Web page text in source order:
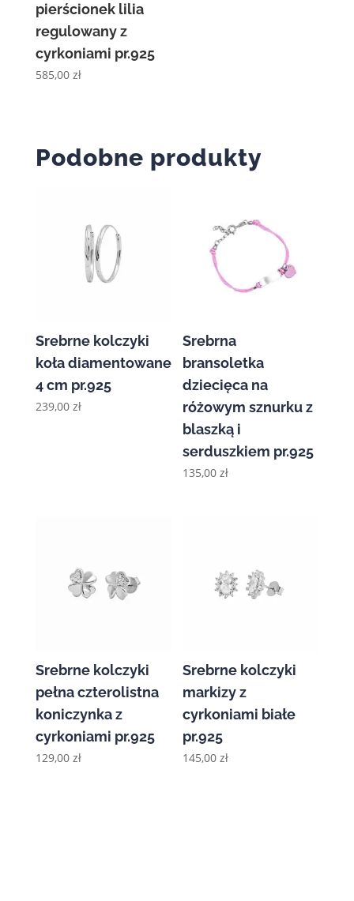
pierścionek lilia
regulowany z
cyrkoniami pr.925
585,00 zł
Podobne produkty
Srebrne kolczyki
koła diamentowane
4 cm pr.925
239,00 zł
Srebrna
bransoletka
dziecięca na
różowym sznurku z
blaszką i
serduszkiem pr.925
135,00zł
Srebrne kolczyki
pełna czterolistna
koniczynka z
cyrkoniami pr.925
129,00 zł
Srebrne kolczyki
markizy z
cyrkoniami białe
pr.925
145,00zł